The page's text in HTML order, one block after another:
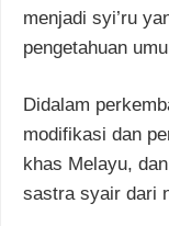
menjadi syi’ru
pengetahuan
Didalam
modifikasi dan
khas Melayu,
sastra syair dari